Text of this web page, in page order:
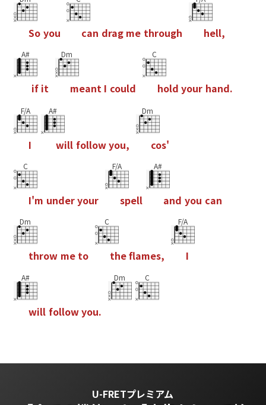
So you can drag me through hell,
A#
if it
Dm
meant I could
C
hold your hand.
F/A
I
A#
will followyou,
Dm
cos'
C
I'm underyour
F/A
spell
A#
and you can
Dm
throw me to
C
thefames,
F/A
I
A#
will followyou.
Dm C
U-FRETプレミアム